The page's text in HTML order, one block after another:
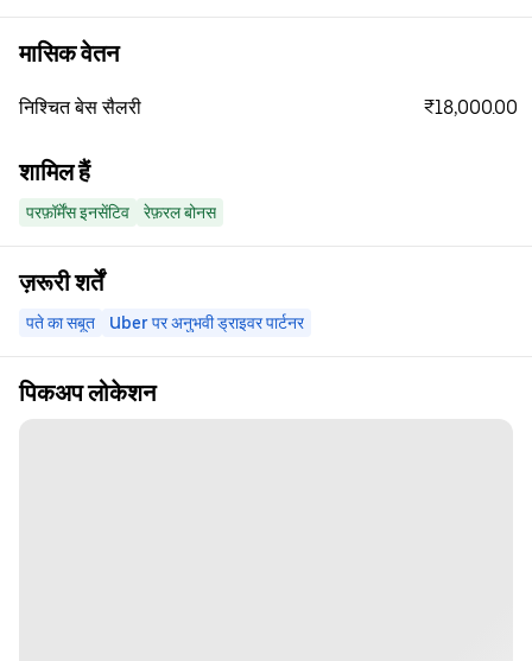
मासिक वेतन
निश्चित बेस सैलरी ₹18,000.00
शामिल हैं
परफ़ॉर्मेंस इनसेंटिव रेफ़रल बोनस
ज़रूरी शर्तें
पते का सबूत Uber पर अनुभवी ड्राइवर पार्टनर
पिकअप लोकेशन